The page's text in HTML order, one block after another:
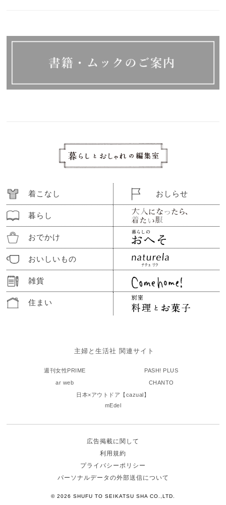
着こなし
暮らし
おでかけ
おいしいもの
雑貨
住まい
おしらせ
主婦と生活社 関連サイト
週刊女性PRIME
PASH! PLUS
ar web
CHANTO
日本×アウトドア【cazual】
mEdel
広告掲載に関して
利用規約
プライバシーポリシー
パーソナルデータの外部送信について
© 2026 SHUFU TO SEIKATSU SHA CO.,LTD.